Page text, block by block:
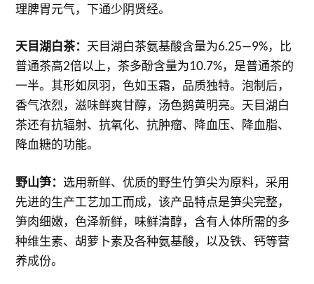
理脾胃元气，下通少阴贤经。
天目湖白茶： 天目湖白茶氨基酸含量为6.25—9%，比
普通茶高2倍以上，茶多酚含量为10.7%，是普通茶的
一半。其形如凤羽，色如玉霜，品质独特。泡制后，
香气浓烈，滋味鲜爽甘醇，汤色鹅黄明亮。天目湖白
茶还有抗辐射、抗氧化、抗肿瘤、降血压、降血脂、
降血糖的功能。
野山笋： 选用新鲜、优质的野生竹笋尖为原料，采用
先进的生产工艺加工而成，该产品特点是笋尖完整，
笋肉细嫩，色泽新鲜，味鲜清醇，含有人体所需的多
种维生素、胡萝卜素及各种氨基酸，以及铁、钙等营
养成份。